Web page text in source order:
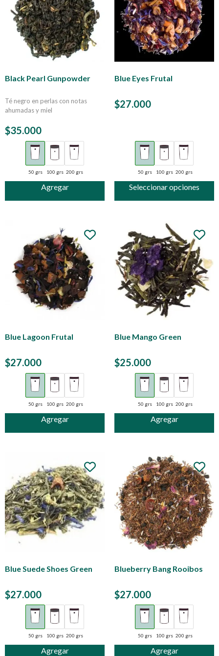
Black Pearl Gunpowder
Té negro en perlas con notas
ahumadas y miel
$35.000
Agregar
50 grs 100 grs 200 grs
Blue Eyes Frutal
$27.000
Seleccionar opciones
50 grs 100 grs 200 grs
Blue Lagoon Frutal
$27.000
Agregar
50 grs 100 grs 200 grs
Blue Mango Green
$25.000
Agregar
50 grs 100 grs 200 grs
Blue Suede Shoes Green
$27.000
Agregar
50 grs 100 grs 200 grs
Blueberry Bang Rooibos
$27.000
Agregar
50 grs 100 grs 200 grs